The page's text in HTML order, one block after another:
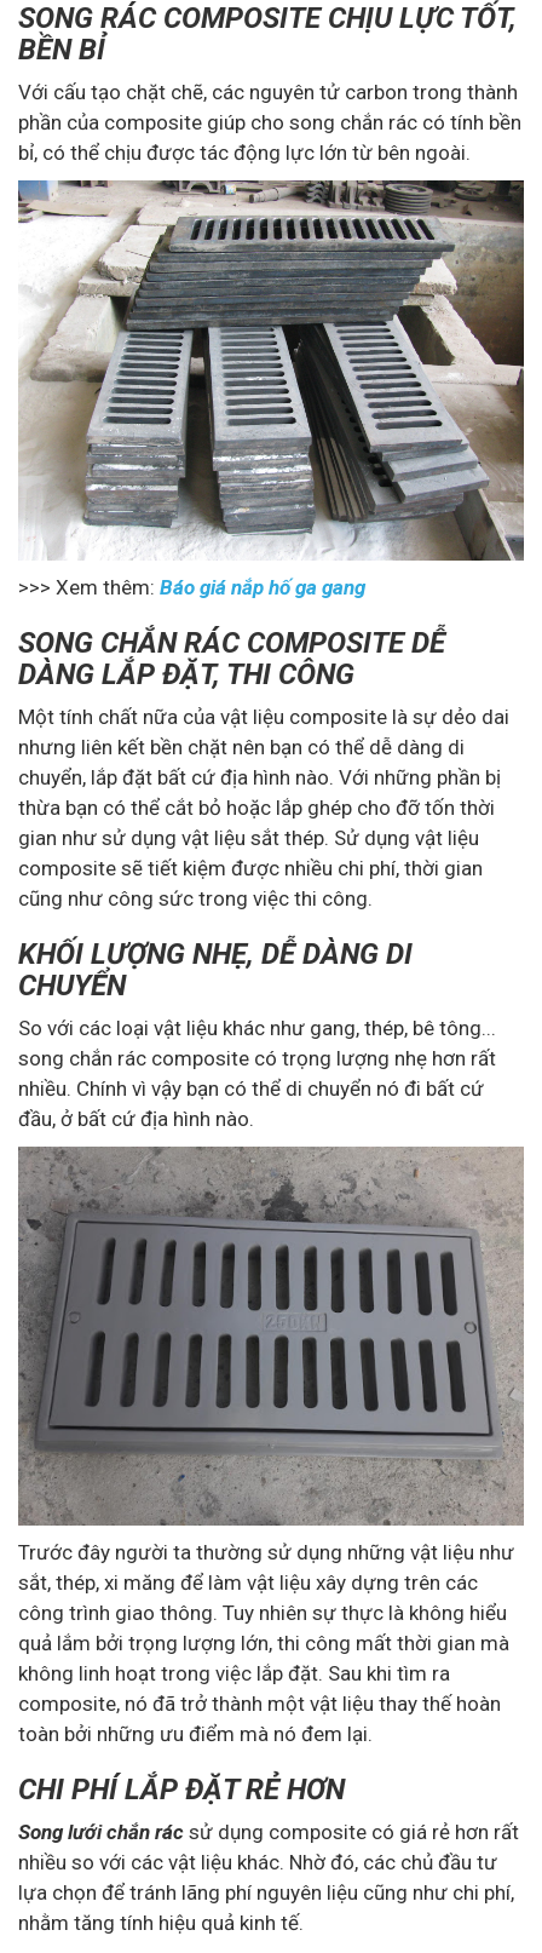
SONG RÁC COMPOSITE CHỊU LỰC TỐT,
BỀN BỈ
Với cấu tạo chặt chẽ, các nguyên tử carbon trong thành
phần của composite giúp cho song chắn rác có tính bền
bỉ, có thể chịu được tác động lực lớn từ bên ngoài.
>>> Xem thêm: Báo giá nắp hố ga gang
SONG CHẮN RÁC COMPOSITE DỄ
DÀNG LẮP ĐẶT, THI CÔNG
Một tính chất nữa của vật liệu composite là sự dẻo dai
nhưng liên kết bền chặt nên bạn có thể dễ dàng di
chuyển, lắp đặt bất cứ địa hình nào. Với những phần bị
thừa bạn có thể cắt bỏ hoặc lắp ghép cho đỡ tốn thời
gian như sử dụng vật liệu sắt thép. Sử dụng vật liệu
composite sẽ tiết kiệm được nhiều chi phí, thời gian
cũng như công sức trong việc thi công.
KHỐI LƯỢNG NHẸ, DỄ DÀNG DI
CHUYỂN
So với các loại vật liệu khác như gang, thép, bê tông...
song chắn rác composite có trọng lượng nhẹ hơn rất
nhiều. Chính vì vậy bạn có thể di chuyển nó đi bất cứ
đầu, ở bất cứ địa hình nào.
Trước đây người ta thường sử dụng những vật liệu như
sắt, thép, xi măng để làm vật liệu xây dựng trên các
công trình giao thông. Tuy nhiên sự thực là không hiểu
quả lắm bởi trọng lượng lớn, thi công mất thời gian mà
không linh hoạt trong việc lắp đặt. Sau khi tìm ra
composite, nó đã trở thành một vật liệu thay thế hoàn
toàn bởi những ưu điểm mà nó đem lại.
CHI PHÍ LẮP ĐẶT RẺ HƠN
Song lưới chắn rác sử dụng composite có giá rẻ hơn rất
nhiều so với các vật liệu khác. Nhờ đó, các chủ đầu tư
lựa chọn để tránh lãng phí nguyên liệu cũng như chi phí,
nhằm tăng tính hiệu quả kinh tế.